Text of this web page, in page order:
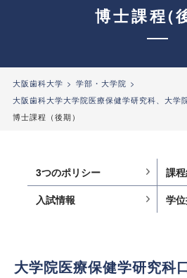
博士課程(
大阪歯科大学
学部・大学院
大阪歯科大学大学院医療保健学研究科、大学
博士課程（後期）
3つのポリシー
課
入試情報
学
大学院医療保健学研究科